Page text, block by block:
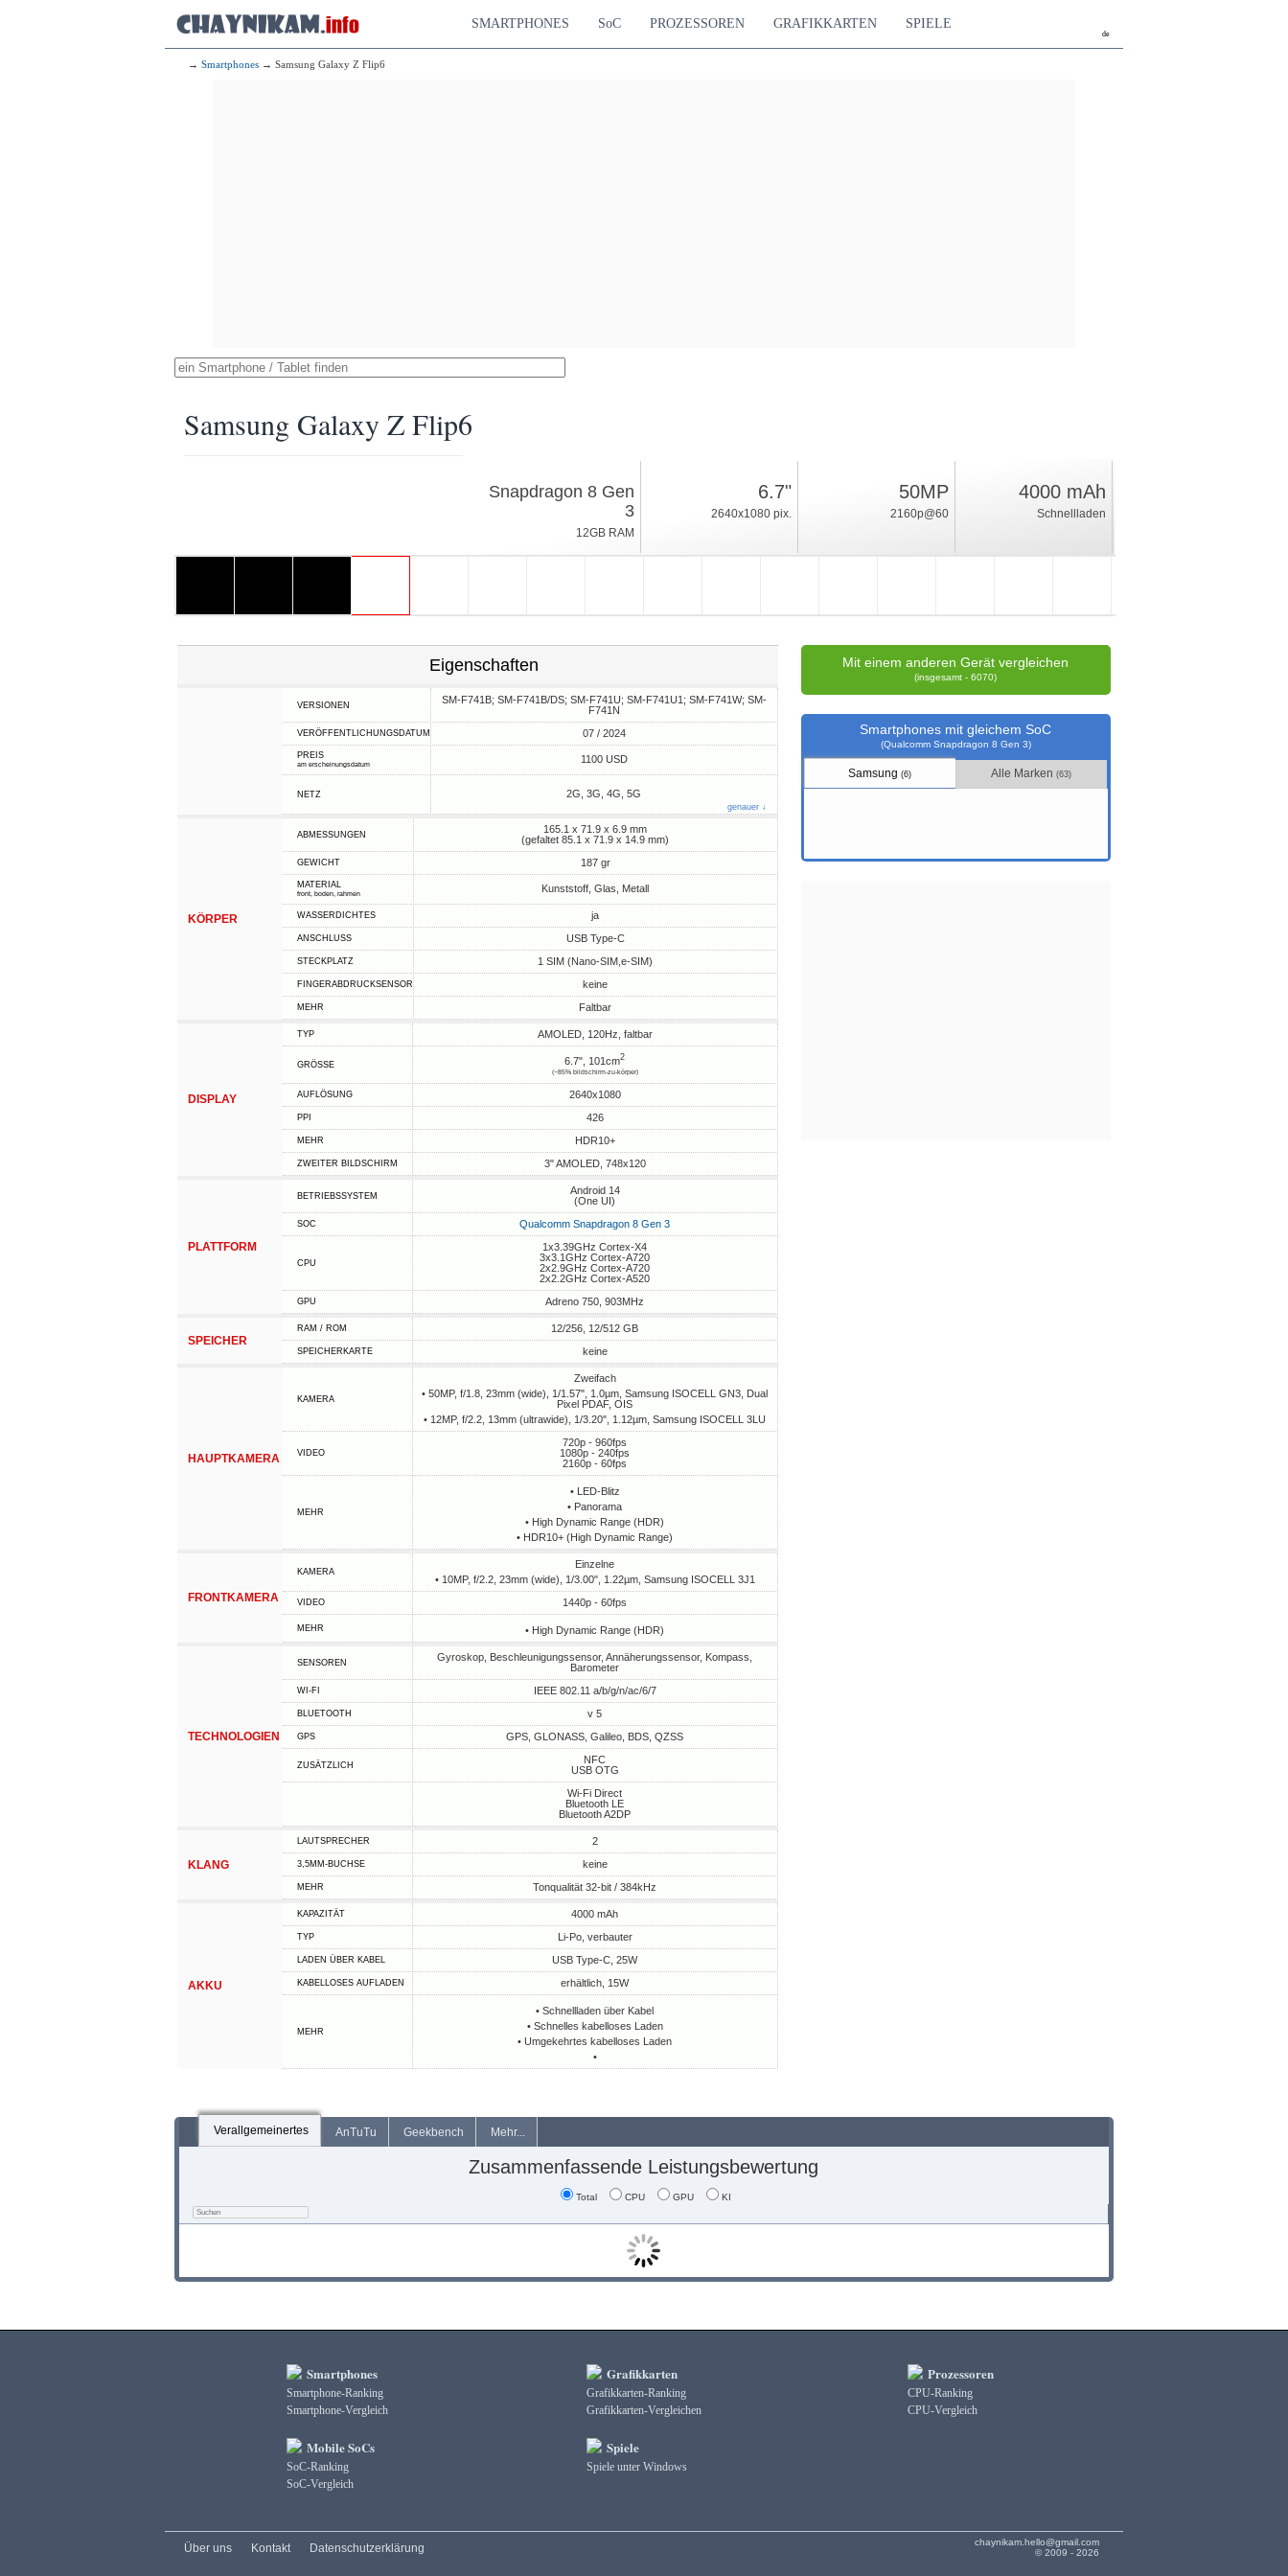
de
SMARTPHONES SoC PROZESSOREN GRAFIKKARTEN SPIELE
→ Smartphones → Samsung Galaxy Z Flip6
Samsung Galaxy Z Flip6
187gr, Dicke 6.9mm
63.2%
Snapdragon 8 Gen
3
12GB RAM
6.7"
2640x1080 pix.
50MP
2160p@60
4000 mAh
Schnellladen
Eigenschaften
VERSIONEN
SM-F741B; SM-F741B/DS; SM-F741U; SM-F741U1; SM-F741W; SM-
F741N
VERÖFFENTLICHUNGSDATUM 07 / 2024
PREIS
am erscheinungsdatum 1100 USD
NETZ 2G, 3G, 4G, 5G
genauer ↓
KÖRPER
ABMESSUNGEN
165.1 x 71.9 x 6.9 mm
(gefaltet 85.1 x 71.9 x 14.9 mm)
GEWICHT 187 gr
MATERIAL
front, boden, rahmen Kunststoff, Glas, Metall
WASSERDICHTES ja
ANSCHLUSS USB Type-C
STECKPLATZ 1 SIM (Nano-SIM,e-SIM)
FINGERABDRUCKSENSOR keine
MEHR Faltbar
DISPLAY
TYP AMOLED, 120Hz, faltbar
GRÖSSE 6.7", 101cm2
(~85% bildschirm-zu-körper)
AUFLÖSUNG 2640x1080
PPI 426
MEHR HDR10+
ZWEITER BILDSCHIRM 3" AMOLED, 748x120
PLATTFORM
BETRIEBSSYSTEM
Android 14
(One UI)
SOC Qualcomm Snapdragon 8 Gen 3
CPU
1x3.39GHz Cortex-X4
3x3.1GHz Cortex-A720
2x2.9GHz Cortex-A720
2x2.2GHz Cortex-A520
GPU Adreno 750, 903MHz
SPEICHER
RAM / ROM 12/256, 12/512 GB
SPEICHERKARTE keine
HAUPTKAMERA
KAMERA
Zweifach
• 50MP, f/1.8, 23mm (wide), 1/1.57", 1.0µm, Samsung ISOCELL GN3, Dual
Pixel PDAF, OIS
• 12MP, f/2.2, 13mm (ultrawide), 1/3.20", 1.12µm, Samsung ISOCELL 3LU
VIDEO
720p - 960fps
1080p - 240fps
2160p - 60fps
MEHR
• LED-Blitz
• Panorama
• High Dynamic Range (HDR)
• HDR10+ (High Dynamic Range)
FRONTKAMERA
KAMERA
Einzelne
• 10MP, f/2.2, 23mm (wide), 1/3.00", 1.22µm, Samsung ISOCELL 3J1
VIDEO 1440p - 60fps
MEHR • High Dynamic Range (HDR)
TECHNOLOGIEN
SENSOREN
Gyroskop, Beschleunigungssensor, Annäherungssensor, Kompass,
Barometer
WI-FI IEEE 802.11 a/b/g/n/ac/6/7
BLUETOOTH v 5
GPS GPS, GLONASS, Galileo, BDS, QZSS
ZUSÄTZLICH
NFC
USB OTG
Wi-Fi Direct
Bluetooth LE
Bluetooth A2DP
KLANG
LAUTSPRECHER 2
3,5MM-BUCHSE keine
MEHR Tonqualität 32-bit / 384kHz
AKKU
KAPAZITÄT 4000 mAh
TYP Li-Po, verbauter
LADEN ÜBER KABEL USB Type-C, 25W
KABELLOSES AUFLADEN erhältlich, 15W
MEHR
• Schnellladen über Kabel
• Schnelles kabelloses Laden
• Umgekehrtes kabelloses Laden
•
Mit einem anderen Gerät vergleichen
(insgesamt - 6070)
Smartphones mit gleichem SoC
(Qualcomm Snapdragon 8 Gen 3)
Samsung(6) Alle Marken(63)
Verallgemeinertes AnTuTu Geekbench Mehr...
Zusammenfassende Leistungsbewertung
Total CPU GPU KI
Smartphones
Smartphone-Ranking
Smartphone-Vergleich
Mobile SoCs
SoC-Ranking
SoC-Vergleich
Grafikkarten
Grafikkarten-Ranking
Grafikkarten-Vergleichen
Spiele
Spiele unter Windows
Prozessoren
CPU-Ranking
CPU-Vergleich
chaynikam.hello@gmail.com
© 2009 - 2026
Über uns Kontakt Datenschutzerklärung